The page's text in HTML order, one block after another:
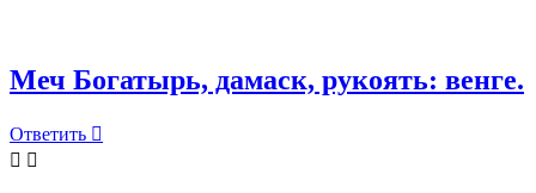
Меч Богатырь, дамаск, рукоять: венге.
Ответить